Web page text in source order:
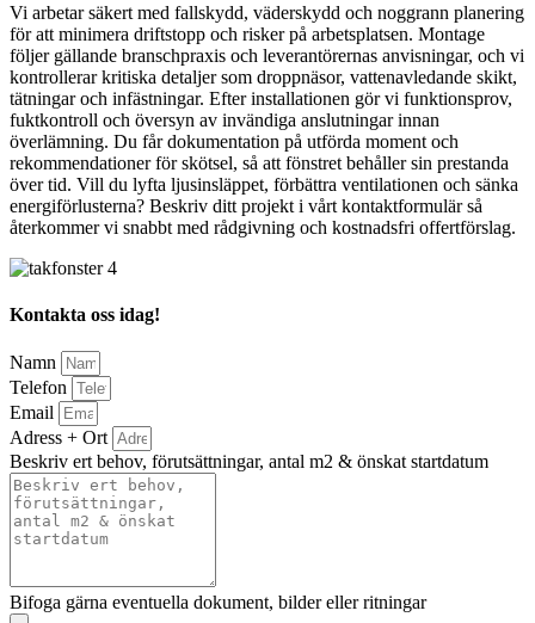
Vi arbetar säkert med fallskydd, väderskydd och noggrann planering
för att minimera driftstopp och risker på arbetsplatsen. Montage
följer gällande branschpraxis och leverantörernas anvisningar, och vi
kontrollerar kritiska detaljer som droppnäsor, vattenavledande skikt,
tätningar och infästningar. Efter installationen gör vi funktionsprov,
fuktkontroll och översyn av invändiga anslutningar innan
överlämning. Du får dokumentation på utförda moment och
rekommendationer för skötsel, så att fönstret behåller sin prestanda
över tid. Vill du lyfta ljusinsläppet, förbättra ventilationen och sänka
energiförlusterna? Beskriv ditt projekt i vårt kontaktformulär så
återkommer vi snabbt med rådgivning och kostnadsfri offertförslag.
Kontakta oss idag!
Namn
Telefon
Email
Adress + Ort
Beskriv ert behov, förutsättningar, antal m2 & önskat startdatum
Bifoga gärna eventuella dokument, bilder eller ritningar